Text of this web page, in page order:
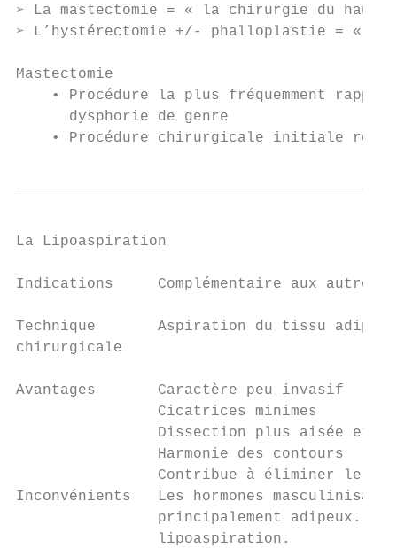
➢ La mastectomie = « la chirurgie du haut »
➢ L’hystérectomie +/- phalloplastie = « la
Mastectomie
• Procédure la plus fréquemment
      dysphorie de genre
• Procédure chirurgicale initiale
La Lipoaspiration
Indications     Complémentaire aux autres
Technique       Aspiration du tissu
chirurgicale
Avantages       Caractère peu invasif
                Cicatrices minimes
Dissection plus aisée et
                Harmonie des contours
Contribue à éliminer le
Inconvénients   Les hormones
principalement adipeux.
                lipoaspiration.